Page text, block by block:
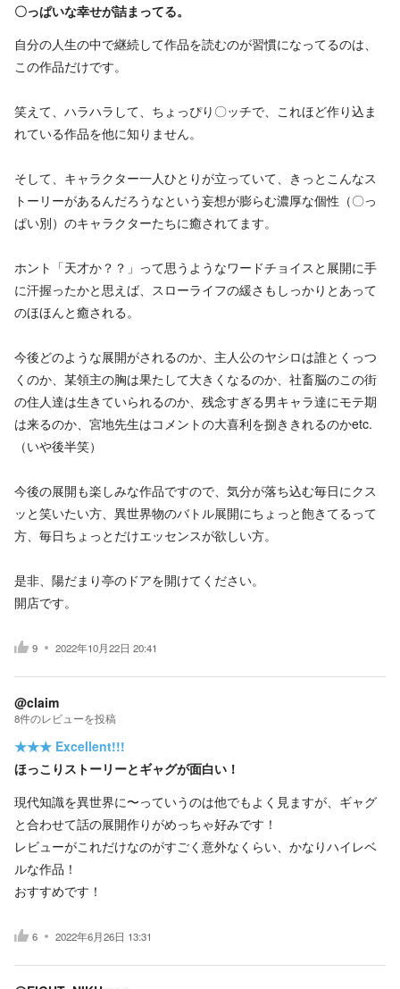
〇っぱいな幸せが詰まってる。
自分の人生の中で継続して作品を読むのが習慣になってるのは、
この作品だけです。
笑えて、ハラハラして、ちょっぴり〇ッチで、これほど作り込ま
れている作品を他に知りません。
そして、キャラクター一人ひとりが立っていて、きっとこんなス
トーリーがあるんだろうなという妄想が膨らむ濃厚な個性（〇っ
ぱい別）のキャラクターたちに癒されてます。
ホント「天才か？？」って思うようなワードチョイスと展開に手
に汗握ったかと思えば、スローライフの緩さもしっかりとあって
のほほんと癒される。
今後どのような展開がされるのか、主人公のヤシロは誰とくっつ
くのか、某領主の胸は果たして大きくなるのか、社畜脳のこの街
の住人達は生きていられるのか、残念すぎる男キャラ達にモテ期
は来るのか、宮地先生はコメントの大喜利を捌ききれるのかetc.
（いや後半笑）
今後の展開も楽しみな作品ですので、気分が落ち込む毎日にクス
ッと笑いたい方、異世界物のバトル展開にちょっと飽きてるって
方、毎日ちょっとだけエッセンスが欲しい方。
是非、陽だまり亭のドアを開けてください。
開店です。
9 2022年10月22日 20:41
@claim
8件のレビューを投稿
★★★ Excellent!!!
ほっこりストーリーとギャグが面白い！
現代知識を異世界に〜っていうのは他でもよく見ますが、ギャグ
と合わせて話の展開作りがめっちゃ好みです！
レビューがこれだけなのがすごく意外なくらい、かなりハイレベ
ルな作品！
おすすめです！
6 2022年6月26日 13:31